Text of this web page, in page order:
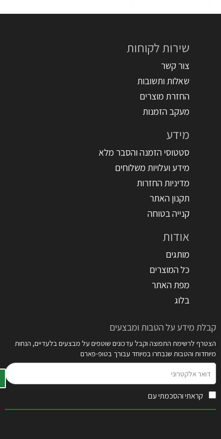
שירות לקוחות
צור קשר
שאלות ותשובות
החזרת מוצרים
מעקב הזמנות
מידע
סטטוסי הזמנה והסבר מלא
מידע ועלויות משלוחים
מדיניות החזרות
תקנון האתר
קנייה בטוחה
אודות
מותגים
כל המוצרים
מפת האתר
בלוג
קבלת מידע על הטבות ומבצעים
הצטרף לרשימת התפוצה וקבל עדכונים שוטפים על מבצעים בלעדיים, הנחות
מיוחדות והטבות שנבחרו במיוחד עבורך בטופ-פארם
אלקטרוני
קראתי והסכמתי עם